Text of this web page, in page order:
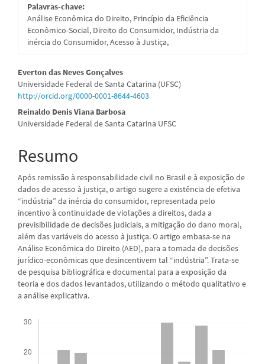
Palavras-chave:
Análise Econômica do Direito, Princípio da Eficiência
Econômico-Social, Direito do Consumidor, Indústria da
inércia do Consumidor, Acesso à Justiça,
Conteúdo
do
artigo
principal
Everton das Neves Gonçalves
Universidade Federal de Santa Catarina (UFSC)
http://orcid.org/0000-0001-8644-4603
Reinaldo Denis Viana Barbosa
Universidade Federal de Santa Catarina UFSC
Resumo
Após remissão à responsabilidade civil no Brasil e à exposição de
dados de acesso à justiça, o artigo sugere a existência de efetiva
“indústria” da inércia do consumidor, representada pelo
incentivo à continuidade de violações a direitos, dada a
previsibilidade de decisões judiciais, a mitigação do dano moral,
além das variáveis do acesso à justiça. O artigo embasa-se na
Análise Econômica do Direito (AED), para a tomada de decisões
jurídico-econômicas que desincentivem tal “indústria”. Trata-se
de pesquisa bibliográfica e documental para a exposição da
teoria e dos dados levantados, utilizando o método qualitativo e
a análise explicativa.